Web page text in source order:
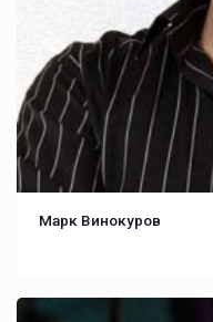
Марк Винокуров